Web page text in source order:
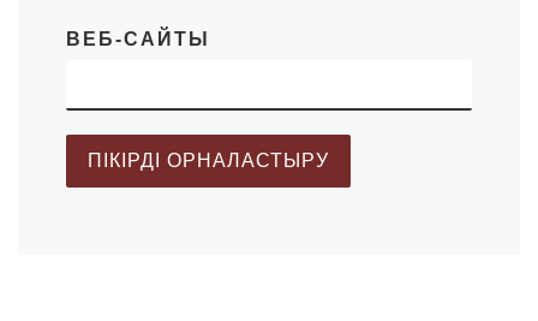
ВЕБ-САЙТЫ